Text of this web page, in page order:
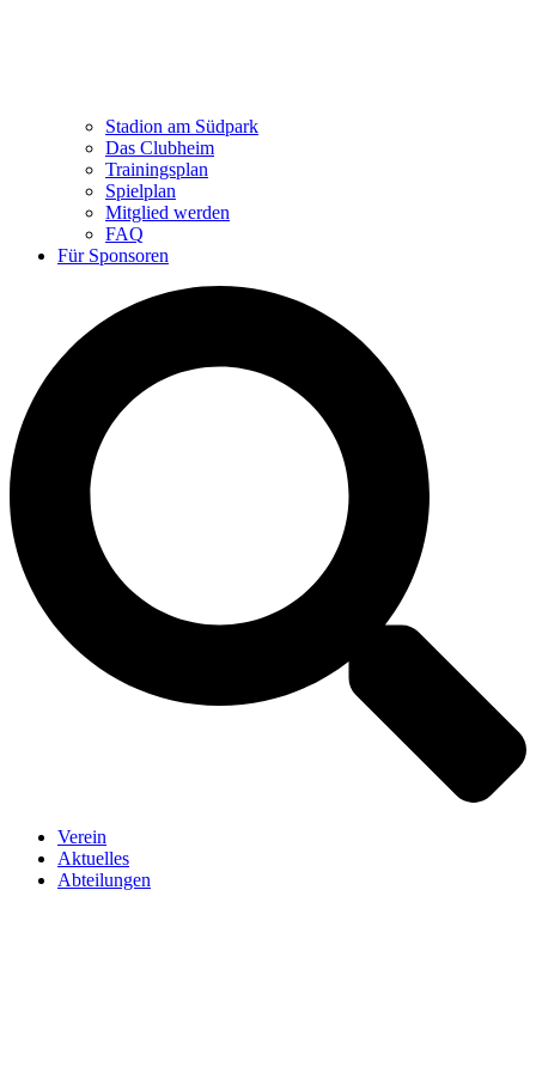
Stadion am Südpark
Das Clubheim
Trainingsplan
Spielplan
Mitglied werden
FAQ
Für Sponsoren
Verein
Aktuelles
Abteilungen